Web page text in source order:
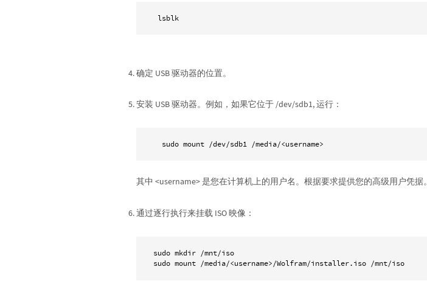
lsblk
确定 USB 驱动器的位置。
安装 USB 驱动器。例如，如果它位于 /dev/sdb1, 运行：
  sudo mount /dev/sdb1 /media/<username>
其中 <username> 是您在计算机上的用户名。根据要求提供您的高级用户凭据。
通过逐行执行来挂载 ISO 映像：
sudo mkdir /mnt/iso
sudo mount /media/<username>/Wolfram/installer.iso /mnt/iso